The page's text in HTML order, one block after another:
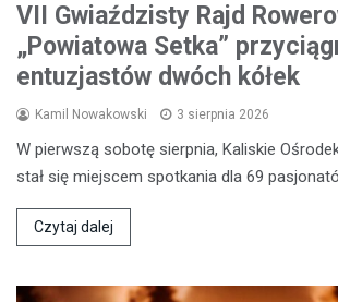
VII Gwiaździsty Rajd
„Powiatowa Setka”
entuzjastów dwóch kółek
Kamil Nowakowski 3 sierpnia 2026
W pierwszą sobotę sierpnia, Kaliskie
stał się miejscem spotkania dla 69
Czytaj dalej